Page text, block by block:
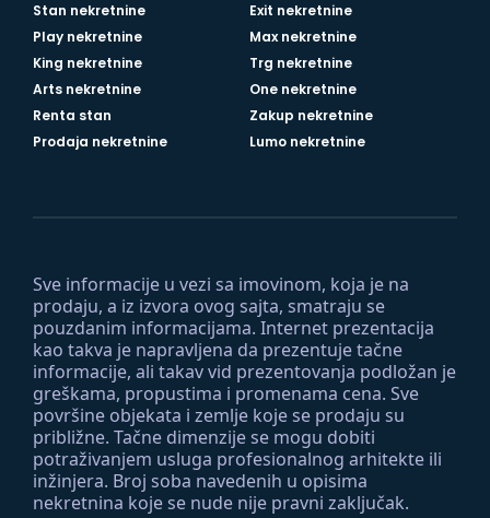
Sve informacije u vezi sa imovinom, koja je na
prodaju, a iz izvora ovog sajta, smatraju se
pouzdanim informacijama. Internet prezentacija
kao takva je napravljena da prezentuje tačne
informacije, ali takav vid prezentovanja podložan je
greškama, propustima i promenama cena. Sve
površine objekata i zemlje koje se prodaju su
približne. Tačne dimenzije se mogu dobiti
potraživanjem usluga profesionalnog arhitekte ili
inžinjera. Broj soba navedenih u opisima
nekretnina koje se nude nije pravni zaključak.
Stan nekretnine
Exit nekretnine
Play nekretnine
Max nekretnine
King nekretnine
Trg nekretnine
Arts nekretnine
One nekretnine
Renta stan
Zakup nekretnine
Prodaja nekretnine
Lumo nekretnine